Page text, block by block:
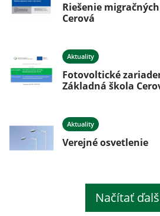
Riešenie
Cerová
Aktuality
Fotovoltické
Základná škola
Aktuality
Verejné osvetlenie
Načítať